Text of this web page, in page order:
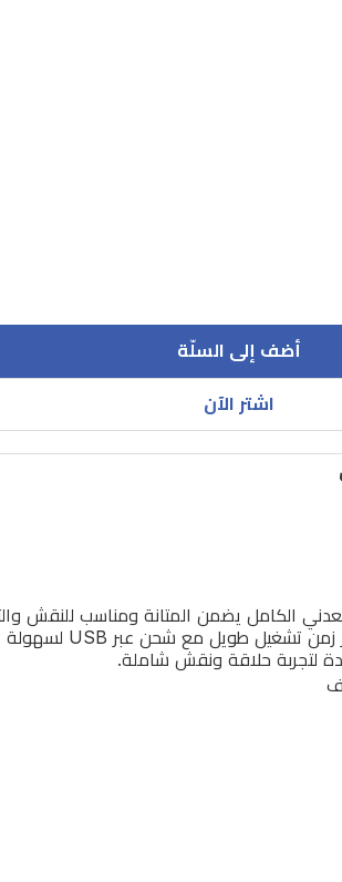
أضف إلى السلّة
اشتر الآن
الكامل يضمن المتانة ومناسب للنقش
لتجربة حلاقة ونقش شاملة.